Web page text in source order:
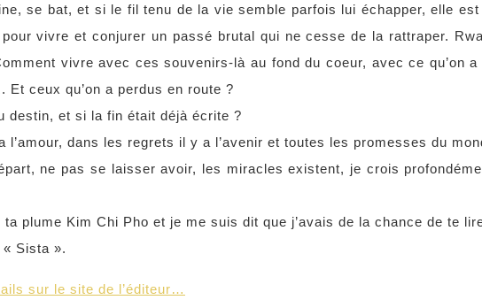
se bat, et si le fil tenu de la vie semble parfois lui échapper, elle est
vivre et conjurer un passé brutal qui ne cesse de la rattraper.
vivre avec ces souvenirs-là au fond du coeur, avec ce qu’on a
Et ceux qu’on a perdus en route ?
destin, et si la fin était déjà écrite ?
l’amour, dans les regrets il y a l’avenir et toutes les promesses du
ne pas se laisser avoir, les miracles existent, je crois
ta plume Kim Chi Pho et je me suis dit que j’avais de la chance de te
Sista ».
sur le site de l’éditeur…